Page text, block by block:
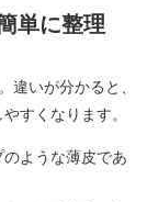
単に整理
違いが分かると、
すくなります。
ような薄皮であ